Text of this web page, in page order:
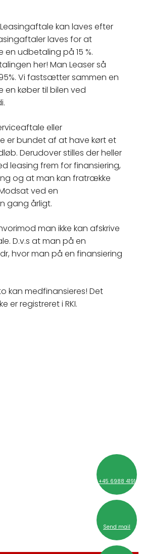
kan laves efter
laves for at
udbetaling på 15 %.
her! Man Leaser så
Vi fastsætter sammen en
en køber til bilen ved
eller
er bundet af at have kørt et
Derudover stilles der heller
leasing frem for finansiering,
og at man kan fratrække
ved en
gang årligt.
man ikke kan afskrive
D.v.s at man på en
hvor man på en finansiering
kan medfinansieres! Det
er registreret i RKI.
+45 6988 4191
Send mail